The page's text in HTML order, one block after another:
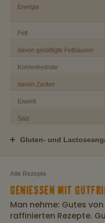
Energie
Fett
davon gesättigte Fettsäuren
Kohlenhydrate
davon Zucker
Eiweiß
Salz
Gluten- und
Alle Rezepte
GENIESSEN MIT
Man nehme: Gutes
raffinierten Rezepte.